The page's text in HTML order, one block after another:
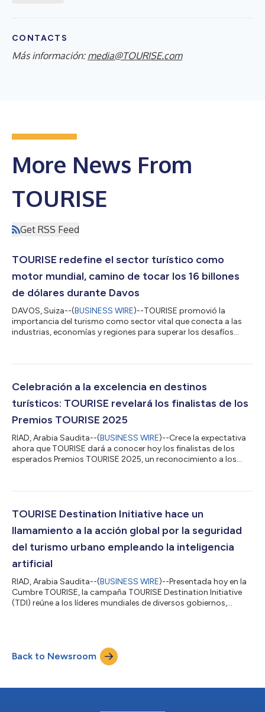
CONTACTS
Más información: media@TOURISE.com
More News From
TOURISE
Get RSS Feed
TOURISE redefine el sector turístico como
motor mundial, camino de tocar los 16 billones
de dólares durante Davos
DAVOS, Suiza--(BUSINESS WIRE)--TOURISE promovió la
importancia del turismo como sector vital que conecta a las
industrias, economías y regiones para superar los desafíos
turismo, un sector que suele pasarse por alto por considerarlo
estratégico, que aporta uno de cada diez dólares al PBI mundial
Celebración a la excelencia en destinos
turísticos: TOURISE revelará los finalistas de los
Premios TOURISE 2025
RIAD, Arabia Saudita--(BUSINESS WIRE)--Crece la expectativa
ahora que TOURISE dará a conocer hoy los finalistas de los
esperados Premios TOURISE 2025, un reconocimiento a los
seleccionaron doce destinos como finalistas en los Premios
del futuro del turismo. Todos ellos representan lugares del
TOURISE Destination Initiative hace un
llamamiento a la acción global por la seguridad
del turismo urbano empleando la inteligencia
artificial
RIAD, Arabia Saudita--(BUSINESS WIRE)--Presentada hoy en la
Cumbre TOURISE, la campaña TOURISE Destination Initiative
(TDI) reúne a los líderes mundiales de diversos gobiernos,
Declaración de principios, la TDI promueve la seguridad, la
gestión ambiental, la preservación cultural y el desarrollo en
Back to Newsroom